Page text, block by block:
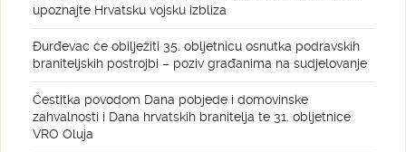
upoznajte Hrvatsku vojsku izbliza
Đurđevac će obilježiti 35. obljetnicu osnutka podravskih
braniteljskih postrojbi – poziv građanima na sudjelovanje
Čestitka povodom Dana pobjede i domovinske
zahvalnosti i Dana hrvatskih branitelja te 31. obljetnice
VRO Oluja